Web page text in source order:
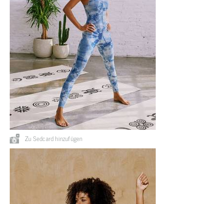
Zu Sedcard hinzufügen